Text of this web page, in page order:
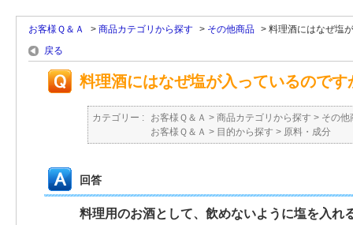
お客様Ｑ＆Ａ > 商品カテゴリから探す > その他商品 > 料理酒にはなぜ塩
戻る
料理酒にはなぜ塩が入っているのです
カテゴリー : お客様Ｑ＆Ａ > 商品カテゴリから探す > その他
お客様Ｑ＆Ａ > 目的から探す > 原料・成分
回答
料理用のお酒として、飲めないように塩を入れ